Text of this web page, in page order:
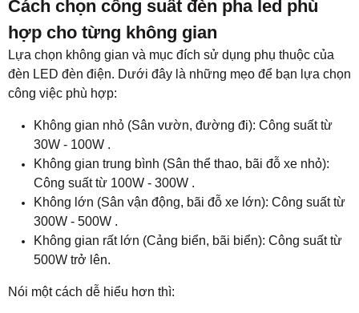
Cách chọn công suất đèn pha led phù
hợp cho từng không gian
Lựa chọn không gian và mục đích sử dụng phụ thuộc của
đèn LED đèn điện. Dưới đây là những mẹo để bạn lựa chọn
công việc phù hợp:
Không gian nhỏ (Sân vườn, đường đi): Công suất từ ​​
30W - 100W .
Không gian trung bình (Sân thể thao, bãi đỗ xe nhỏ):
Công suất từ ​​100W - 300W .
Không lớn (Sân vận động, bãi đỗ xe lớn): Công suất từ ​​
300W - 500W .
Không gian rất lớn (Cảng biển, bãi biển): Công suất từ ​​
500W trở lên.
Nói một cách dễ hiểu hơn thì: